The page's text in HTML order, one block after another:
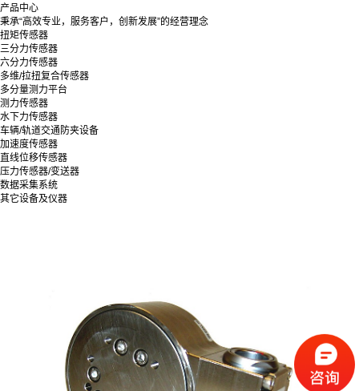
产品中心
秉承“高效专业，服务客户，创新发展”的经营理念
扭矩传感器
三分力传感器
六分力传感器
多维/拉扭复合传感器
多分量测力平台
测力传感器
水下力传感器
车辆/轨道交通防夹设备
加速度传感器
直线位移传感器
压力传感器/变送器
数据采集系统
其它设备及仪器